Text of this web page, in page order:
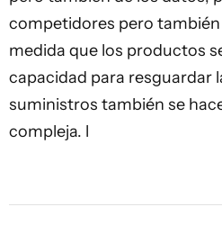
competidores pero
medida que los productos
capacidad para resguardar
suministros también se
compleja. l